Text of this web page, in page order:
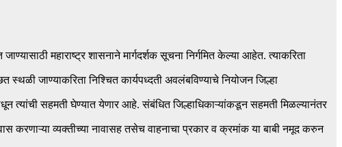
महाराष्ट्र शासनाने मार्गदर्शक सूचना निर्गमित केल्या आहेत. त्याकरिता
स्थळी जाण्याकरिता निश्चित कार्यपध्दती अवलंबविण्याचे नियोजन जिल्हा
त्यांची सहमती घेण्यात येणार आहे. संबंधित जिल्हाधिकाऱ्यांकडून सहमती मिळल्यानंतर
करणाऱ्या व्यक्तीच्या नावासह तसेच वाहनाचा प्रकार व क्रमांक या बाबी नमूद करुन